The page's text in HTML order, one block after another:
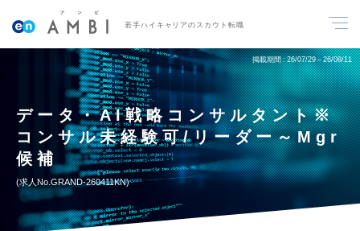
若手ハイキャリアのスカウト転職
掲載期間 26/07/29～26/08/11
データ・AI戦略コンサルタント※
コンサル未経験可/リーダー～Mgr
候補
求人No.GRAND-260411KN